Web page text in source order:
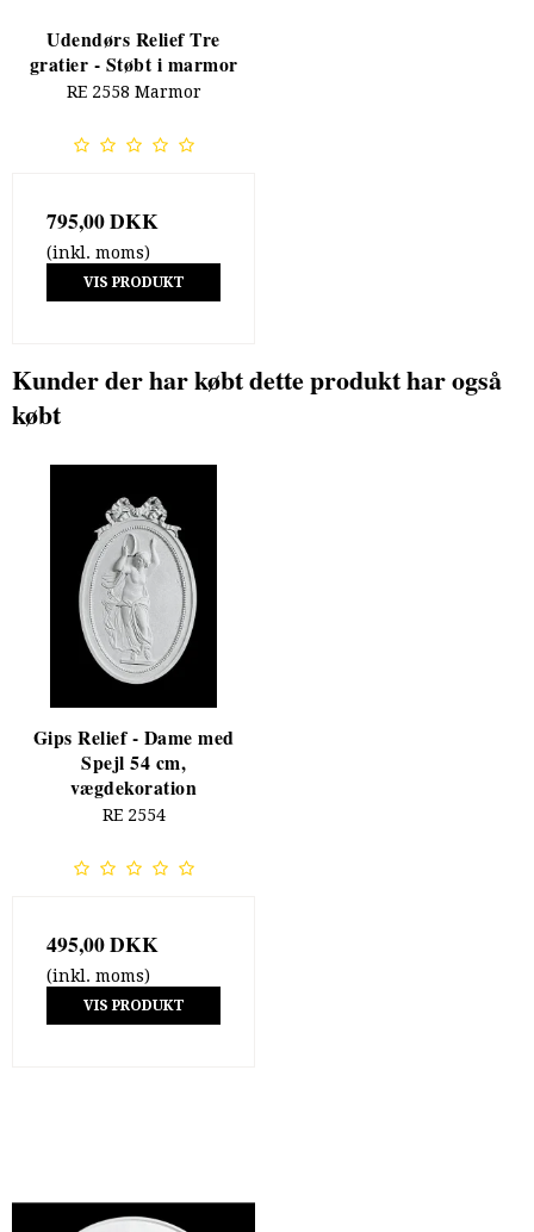
Udendørs Relief Tre
gratier - Støbt i marmor
RE 2558 Marmor
795,00 DKK
(inkl. moms)
VIS PRODUKT
Kunder der har købt dette produkt har også
købt
Gips Relief - Dame med
Spejl 54 cm,
vægdekoration
RE 2554
495,00 DKK
(inkl. moms)
VIS PRODUKT